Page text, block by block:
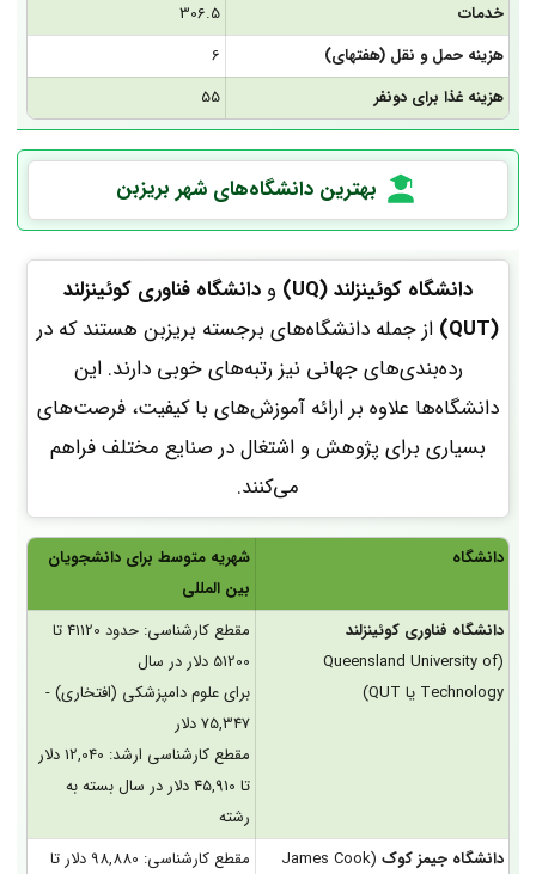
خدمات
306.5
هزینه حمل و نقل (هفته­ای)
6
هزینه غذا برای دونفر
55
بهترین دانشگاه‌های شهر بریزبن
دانشگاه کوئینزلند (UQ) ودانشگاه فناوری کوئینزلند
(QUT)
از جمله دانشگاه‌های برجسته بریزبن هستند که در
رده‌بندی‌های جهانی نیز رتبه‌های خوبی دارند. این
دانشگاه‌ها علاوه بر ارائه آموزش‌های با کیفیت، فرصت‌های
بسیاری برای پژوهش و اشتغال در صنایع مختلف فراهم
می‌کنند.
دانشگاه
شهریه متوسط برای دانشجویان
بین المللی
دانشگاه فناوری کوئینزلند
(Queensland University of
Technology یا QUT)
مقطع کارشناسی: حدود 41120 تا
51200 دلار در سال
برای علوم دامپزشکی (افتخاری) -
75,347 دلار
مقطع کارشناسی ارشد: 12,040 دلار
تا 45,910 دلار در سال بسته به
رشته
دانشگاه جیمز کوک (James Cook
مقطع کارشناسی: 98,880 دلار تا